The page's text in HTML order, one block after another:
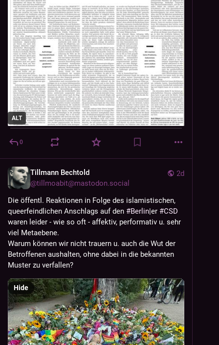
ALT
0
2d
Tillmann Bechtold
@tillmoabit@mastodon.social
Die öffentl. Reaktionen in Folge des islamistischen,
queerfeindlichen Anschlags auf den #Berlin|er #CSD
waren leider - wie so oft - affektiv, performativ u. sehr
viel Metaebene.
Warum können wir nicht trauern u. auch die Wut der
Betroffenen aushalten, ohne dabei in die bekannten
Muster zu verfallen?
Hide